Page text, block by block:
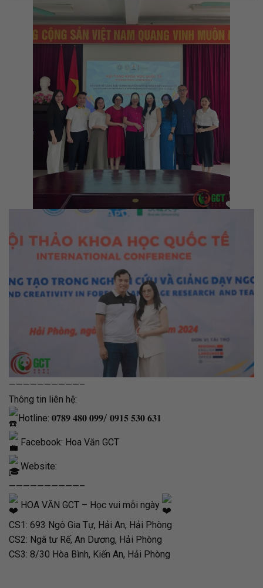
——————————–
Thông tin liên hệ:
Hotline: 𝟎𝟕𝟖𝟗 𝟒𝟖𝟎 𝟎𝟗𝟗/ 𝟎𝟗𝟏𝟓 𝟓𝟑𝟎 𝟔𝟑𝟏
Facebook: Hoa Văn GCT
Website:
——————————–
HOA VĂN GCT – Học vui mỗi ngày
CS1: 693 Ngô Gia Tự, Hải An, Hải Phòng
CS2: Ngã tư Rế, An Dương, Hải Phòng
CS3: 8/30 Hòa Bình, Kiến An, Hải Phòng